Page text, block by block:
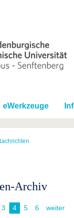
Im
eWerkzeuge
Archiv
3 4 5 6 weiter